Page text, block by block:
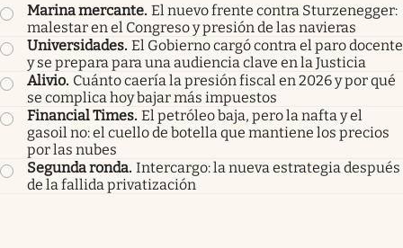
Marina mercante. El nuevo frente contra Sturzenegger:
malestar en el Congreso y presión de las navieras
Universidades. El Gobierno cargó contra el paro docente
y se prepara para una audiencia clave en la Justicia
Alivio. Cuánto caería la presión fiscal en 2026 y por qué
se complica hoy bajar más impuestos
Financial Times. El petróleo baja, pero la nafta y el
gasoil no: el cuello de botella que mantiene los precios
por las nubes
Segunda ronda. Intercargo: la nueva estrategia después
de la fallida privatización